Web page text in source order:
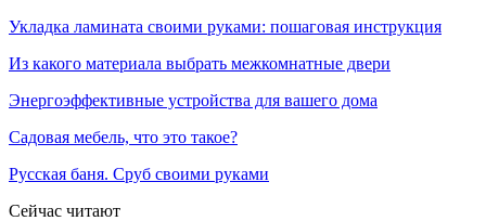
Укладка ламината своими руками: пошаговая инструкция
Из какого материала выбрать межкомнатные двери
Энергоэффективные устройства для вашего дома
Садовая мебель, что это такое?
Русская баня. Сруб своими руками
Сейчас читают